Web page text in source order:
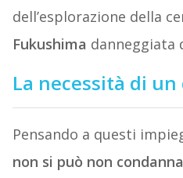
dell’esplorazione della
Fukushima danneggiata
La necessità di
Pensando a questi
non si può non